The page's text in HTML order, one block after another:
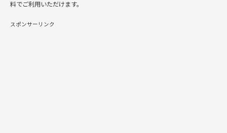
料でご利用いただけます。
スポンサーリンク